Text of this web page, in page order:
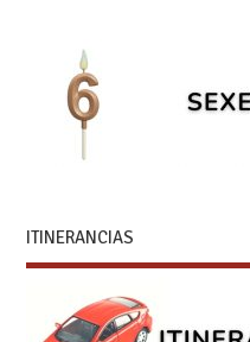
ITINERANCIAS